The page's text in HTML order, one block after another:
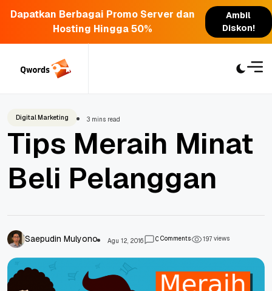
Dapatkan Berbagai Promo Server dan
Hosting Hingga 50%
Ambil
Diskon!
Digital Marketing 3 mins read
Tips Meraih Minat
Beli Pelanggan
Saepudin Mulyono Agu 12, 2016 0Comments 197views